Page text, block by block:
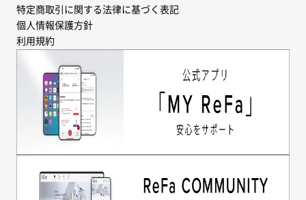
特定商取引に関する法律に基づく表記
個人情報保護方針
利用規約